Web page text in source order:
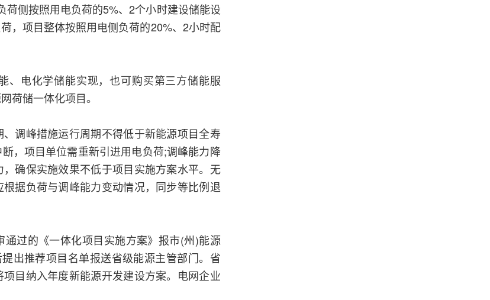
侧按照用电负荷的5%、2个小时建设储能设
，项目整体按照用电侧负荷的20%、2小时配
、电化学储能实现，也可购买第三方储能服
荷储一体化项目。
调峰措施运行周期不得低于新能源项目全寿
，项目单位需重新引进用电负荷;调峰能力降
确保实施效果不低于项目实施方案水平。无
据负荷与调峰能力变动情况，同步等比例退
过的《一体化项目实施方案》报市(州)能源
出推荐项目名单报送省级能源主管部门。省
目纳入年度新能源开发建设方案。电网企业